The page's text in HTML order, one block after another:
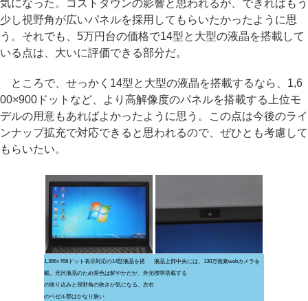
気になった。コストダウンの影響と思われるが、できればもう
少し視野角が広いパネルを採用してもらいたかったように思
う。それでも、5万円台の価格で14型と大型の液晶を搭載して
いる点は、大いに評価できる部分だ。
ところで、せっかく14型と大型の液晶を搭載するなら、1,6
00×900ドットなど、より高解像度のパネルを搭載する上位モ
デルの用意もあればよかったように思う。この点は今後のライ
ンナップ拡充で対応できると思われるので、ぜひとも考慮して
もらいたい。
1,366×768ドット表示対応の14型液晶を搭
載。光沢液晶のため発色は鮮やかだが、外光
の映り込みと視野角の狭さが気になる。左右
のベゼル部はかなり狭い
液晶上部中央には、130万画素webカメラを
標準搭載する